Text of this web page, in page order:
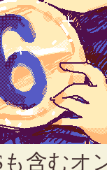
も含むオ